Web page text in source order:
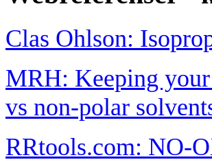
Clas Ohlson:
MRH: Keeping
vs non-polar
RRtools.com: NO-